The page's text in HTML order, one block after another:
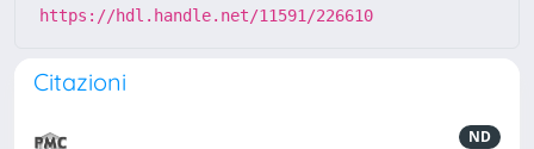
https://hdl.handle.net/11591/226610
Citazioni
ND